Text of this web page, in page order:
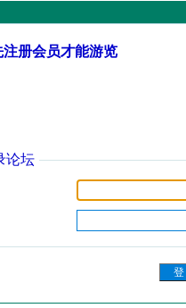
册会员才能游览
论坛